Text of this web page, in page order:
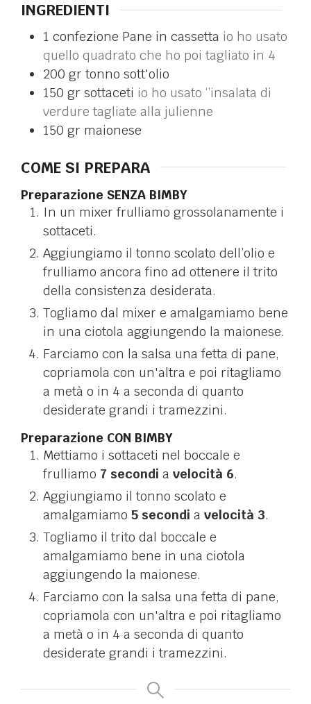
INGREDIENTI
1 confezione Pane in cassetta io ho usato
quello quadrato che ho poi tagliato in 4
200 gr tonno sott'olio
150 gr sottaceti io ho usato ‘’insalata di
verdure tagliate alla julienne
150 gr maionese
COME SI PREPARA
Preparazione SENZA BIMBY
In un mixer frulliamo grossolanamente i
sottaceti.
Aggiungiamo il tonno scolato dell’olio e
frulliamo ancora fino ad ottenere il trito
della consistenza desiderata.
Togliamo dal mixer e amalgamiamo bene
in una ciotola aggiungendo la maionese.
Farciamo con la salsa una fetta di pane,
copriamola con un'altra e poi ritagliamo
a metà o in 4 a seconda di quanto
desiderate grandi i tramezzini.
Preparazione CON BIMBY
Mettiamo i sottaceti nel boccale e
frulliamo 7 secondi a velocità 6.
Aggiungiamo il tonno scolato e
amalgamiamo 5 secondi a velocità 3.
Togliamo il trito dal boccale e
amalgamiamo bene in una ciotola
aggiungendo la maionese.
Farciamo con la salsa una fetta di pane,
copriamola con un'altra e poi ritagliamo
a metà o in 4 a seconda di quanto
desiderate grandi i tramezzini.